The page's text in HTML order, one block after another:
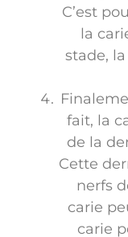
C’est
la
stade,
fait, la
de la
Cette
nerfs
carie
carie